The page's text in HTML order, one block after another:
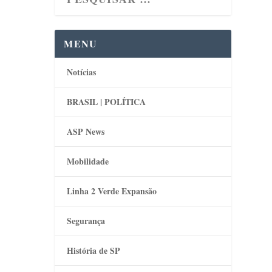
MENU
Notícias
BRASIL | POLÍTICA
ASP News
Mobilidade
Linha 2 Verde Expansão
Segurança
História de SP